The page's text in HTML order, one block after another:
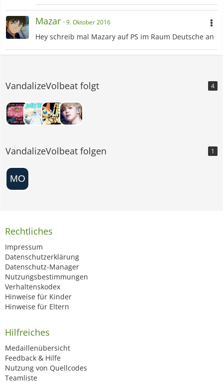
Mazar 9. Oktober 2016
Hey schreib mal Mazary auf PS im Raum Deutsche an
VandalizeVolbeat folgt 4
VandalizeVolbeat folgen 1
Rechtliches
Impressum
Datenschutzerklärung
Datenschutz-Manager
Nutzungsbestimmungen
Verhaltenskodex
Hinweise für Kinder
Hinweise für Eltern
Hilfreiches
Medaillenübersicht
Feedback & Hilfe
Nutzung von Quellcodes
Teamliste